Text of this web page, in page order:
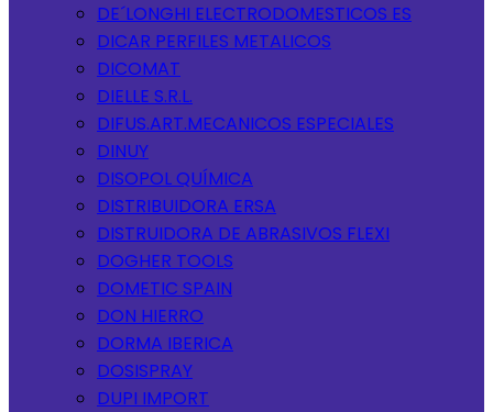
DE´LONGHI ELECTRODOMESTICOS ES
DICAR PERFILES METALICOS
DICOMAT
DIELLE S.R.L.
DIFUS.ART.MECANICOS ESPECIALES
DINUY
DISOPOL QUÍMICA
DISTRIBUIDORA ERSA
DISTRUIDORA DE ABRASIVOS FLEXI
DOGHER TOOLS
DOMETIC SPAIN
DON HIERRO
DORMA IBERICA
DOSISPRAY
DUPI IMPORT